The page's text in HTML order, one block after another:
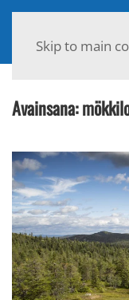
Skip to main
Avainsana: